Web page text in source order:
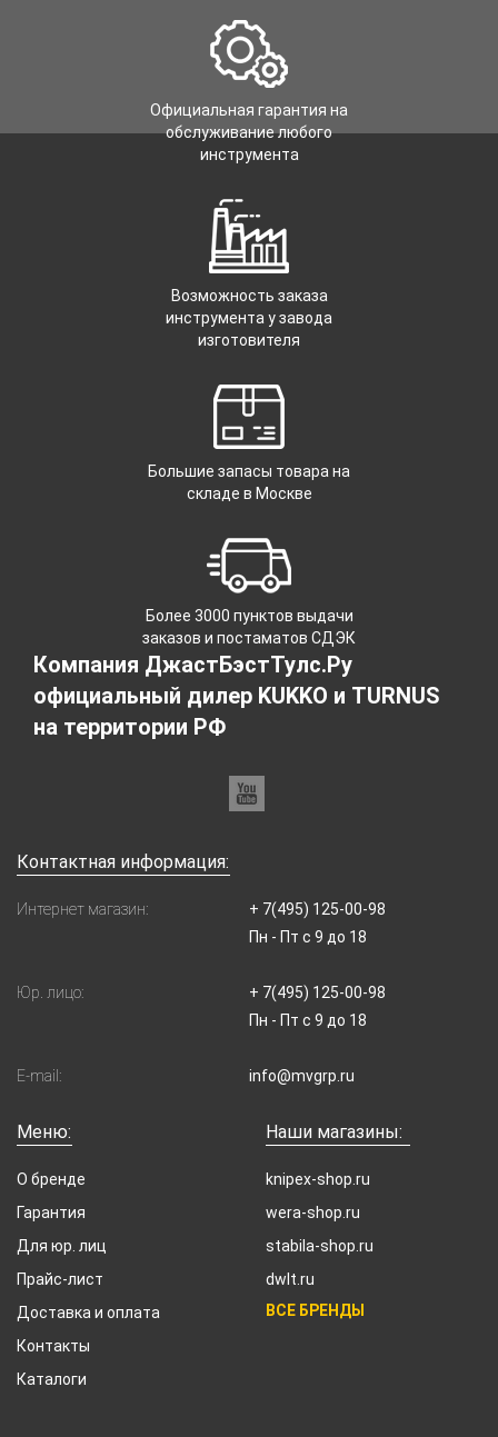
Официальная гарантия на
обслуживание любого
инструмента
Возможность заказа
инструмента у завода
изготовителя
Большие запасы товара на
складе в Москве
Более 3000 пунктов выдачи
заказов и постаматов СДЭК
Компания ДжастБэстТулс.Ру
официальный дилер KUKKO и TURNUS
на территории РФ
Контактная информация:
Интернет магазин:
+ 7(495) 125-00-98
Пн - Пт с 9 до 18
Юр. лицо:
+ 7(495) 125-00-98
Пн - Пт с 9 до 18
E-mail: info@mvgrp.ru
Меню:
О бренде
Гарантия
Для юр. лиц
Прайс-лист
Доставка и оплата
Контакты
Каталоги
Наши магазины:
knipex-shop.ru
wera-shop.ru
stabila-shop.ru
dwlt.ru
ВСЕ БРЕНДЫ